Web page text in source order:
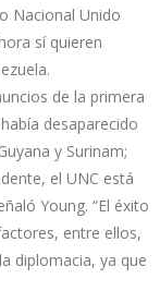
Nacional Unido
sí quieren
de la primera
desaparecido
y Surinam;
el UNC está
Young. “El éxito
entre ellos,
diplomacia, ya que